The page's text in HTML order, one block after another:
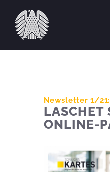
Inhalt
springen
Newsletter 1/21:
LASCHET
ONLINE-